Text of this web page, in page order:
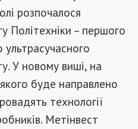
розпочалося
Політехніки – першого
ультрасучасного
У новому виші, на
буде направлено
технології
Метінвест